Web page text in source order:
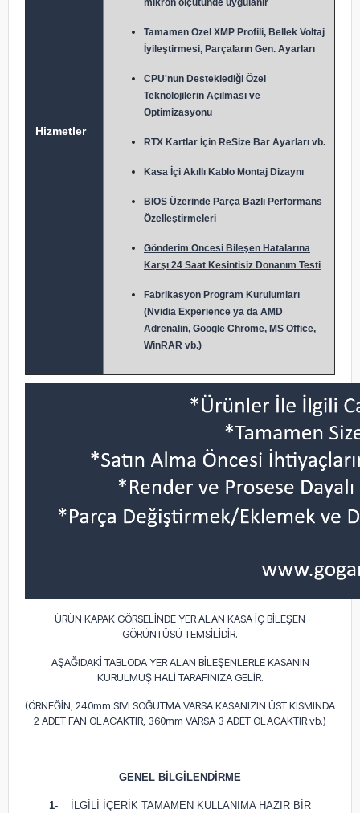
Hizmetler
mikron ölçütünde uygulanır
Tamamen Özel XMP Profili, Bellek Voltaj
İyileştirmesi, Parçaların Gen. Ayarları
CPU'nun Desteklediği Özel
Teknolojilerin Açılması ve
Optimizasyonu
RTX Kartlar İçin ReSize Bar Ayarları vb.
Kasa İçi Akıllı Kablo Montaj Dizaynı
BIOS Üzerinde Parça Bazlı Performans
Özelleştirmeleri
Gönderim Öncesi Bileşen Hatalarına
Karşı 24 Saat Kesintisiz Donanım Testi
Fabrikasyon Program Kurulumları
(Nvidia Experience ya da AMD
Adrenalin, Google Chrome, MS Office,
WinRAR vb.)
ÜRÜN KAPAK GÖRSELİNDE YER ALAN KASA İÇ BİLEŞEN
GÖRÜNTÜSÜ TEMSİLİDİR.
AŞAĞIDAKİ TABLODA YER ALAN BİLEŞENLERLE KASANIN
KURULMUŞ HALİ TARAFINIZA GELİR.
(ÖRNEĞİN; 240mm SIVI SOĞUTMA VARSA KASANIZIN ÜST KISMINDA
2 ADET FAN OLACAKTIR, 360mm VARSA 3 ADET OLACAKTIR vb.)
GENEL BİLGİLENDİRME
1-
İLGİLİ İÇERİK TAMAMEN KULLANIMA HAZIR BİR